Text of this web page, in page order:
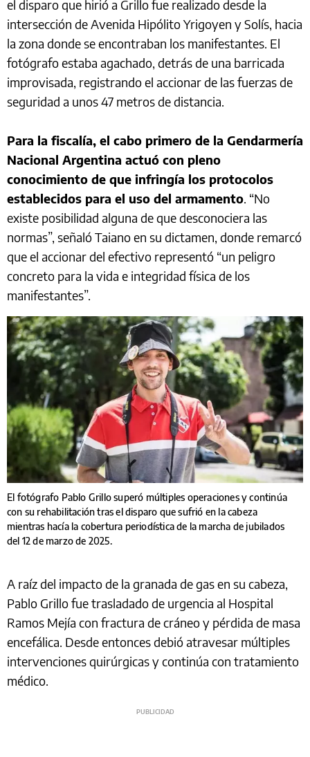
el disparo que hirió a Grillo fue realizado desde la
intersección de Avenida Hipólito Yrigoyen y Solís, hacia
la zona donde se encontraban los manifestantes. El
fotógrafo estaba agachado, detrás de una barricada
improvisada, registrando el accionar de las fuerzas de
seguridad a unos 47 metros de distancia.
Para la fiscalía, el cabo primero de la Gendarmería
Nacional Argentina actuó con pleno
conocimiento de que infringía los protocolos
establecidos para el uso del armamento. “No
existe posibilidad alguna de que desconociera las
normas”, señaló Taiano en su dictamen, donde remarcó
que el accionar del efectivo representó “un peligro
concreto para la vida e integridad física de los
manifestantes”.
El fotógrafo Pablo Grillo superó múltiples operaciones y continúa
con su rehabilitación tras el disparo que sufrió en la cabeza
mientras hacía la cobertura periodística de la marcha de jubilados
del 12 de marzo de 2025.
A raíz del impacto de la granada de gas en su cabeza,
Pablo Grillo fue trasladado de urgencia al Hospital
Ramos Mejía con fractura de cráneo y pérdida de masa
encefálica. Desde entonces debió atravesar múltiples
intervenciones quirúrgicas y continúa con tratamiento
médico.